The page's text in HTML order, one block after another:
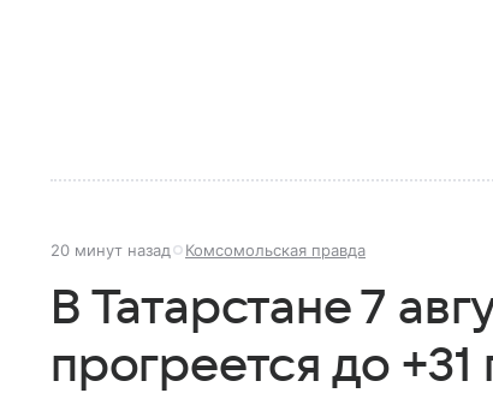
20 минут назад Комсомольская правда
В Татарстане 7
прогреется до +31